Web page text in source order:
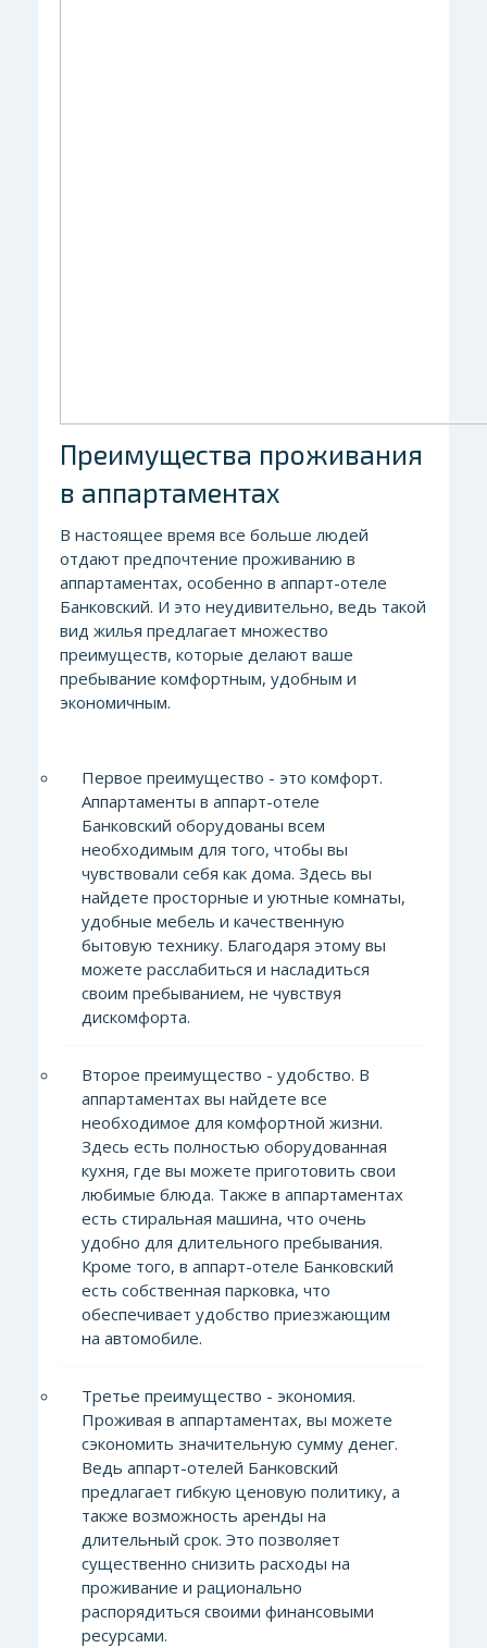
Преимущества проживания
в аппартаментах
В настоящее время все больше людей
отдают предпочтение проживанию в
аппартаментах, особенно в аппарт-отеле
Банковский. И это неудивительно, ведь такой
вид жилья предлагает множество
преимуществ, которые делают ваше
пребывание комфортным, удобным и
экономичным.
Первое преимущество - это комфорт.
Аппартаменты в аппарт-отеле
Банковский оборудованы всем
необходимым для того, чтобы вы
чувствовали себя как дома. Здесь вы
найдете просторные и уютные комнаты,
удобные мебель и качественную
бытовую технику. Благодаря этому вы
можете расслабиться и насладиться
своим пребыванием, не чувствуя
дискомфорта.
Второе преимущество - удобство. В
аппартаментах вы найдете все
необходимое для комфортной жизни.
Здесь есть полностью оборудованная
кухня, где вы можете приготовить свои
любимые блюда. Также в аппартаментах
есть стиральная машина, что очень
удобно для длительного пребывания.
Кроме того, в аппарт-отеле Банковский
есть собственная парковка, что
обеспечивает удобство приезжающим
на автомобиле.
Третье преимущество - экономия.
Проживая в аппартаментах, вы можете
сэкономить значительную сумму денег.
Ведь аппарт-отелей Банковский
предлагает гибкую ценовую политику, а
также возможность аренды на
длительный срок. Это позволяет
существенно снизить расходы на
проживание и рационально
распорядиться своими финансовыми
ресурсами.